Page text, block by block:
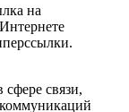
на
связи,